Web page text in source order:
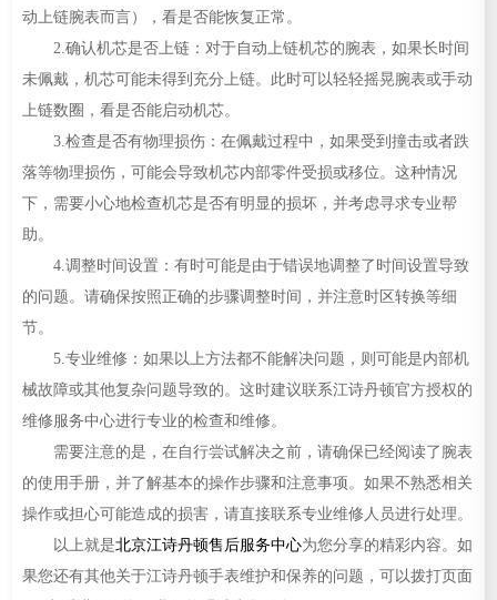
动上链腕表而言），看是否能恢复正常。
2.确认机芯是否上链：对于自动上链机芯的腕表，如果长时间
未佩戴，机芯可能未得到充分上链。此时可以轻轻摇晃腕表或手动
上链数圈，看是否能启动机芯。
3.检查是否有物理损伤：在佩戴过程中，如果受到撞击或者跌
落等物理损伤，可能会导致机芯内部零件受损或移位。这种情况
下，需要小心地检查机芯是否有明显的损坏，并考虑寻求专业帮
助。
4.调整时间设置：有时可能是由于错误地调整了时间设置导致
的问题。请确保按照正确的步骤调整时间，并注意时区转换等细
节。
5.专业维修：如果以上方法都不能解决问题，则可能是内部机
械故障或其他复杂问题导致的。这时建议联系江诗丹顿官方授权的
维修服务中心进行专业的检查和维修。
需要注意的是，在自行尝试解决之前，请确保已经阅读了腕表
的使用手册，并了解基本的操作步骤和注意事项。如果不熟悉相关
操作或担心可能造成的损害，请直接联系专业维修人员进行处理。
以上就是北京江诗丹顿售后服务中心为您分享的精彩内容。如
果您还有其他关于江诗丹顿手表维护和保养的问题，可以拨打页面